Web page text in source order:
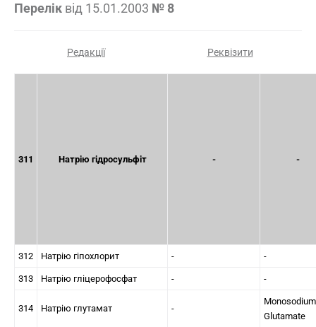
Перелік від 15.01.2003 № 8
Редакції Реквізити
311 Натрію гідросульфіт - -
312 Натрію гіпохлорит - -
313 Натрію гліцерофосфат - -
314 Натрію глутамат -
Monosodium
Glutamate